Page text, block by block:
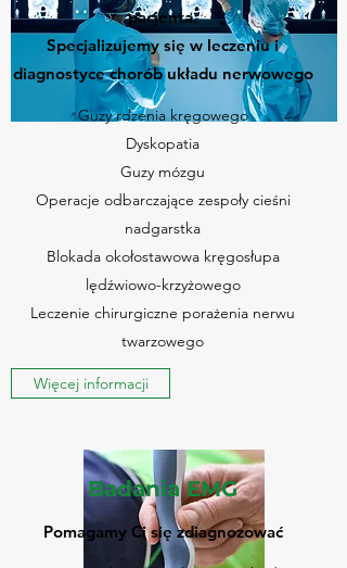
pacjenta.
Specjalizujemy się w leczeniu i
diagnostyce chorób układu nerwowego
Guzy rdzenia kręgowego
Dyskopatia
Guzy mózgu
Operacje odbarczające zespoły cieśni
nadgarstka
Blokada okołostawowa kręgosłupa
lędźwiowo-krzyżowego
Leczenie chirurgiczne porażenia nerwu
twarzowego
Więcej informacji
Badania EMG
Pomagamy Ci się zdiagnozować